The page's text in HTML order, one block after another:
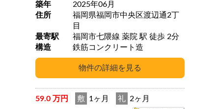
築年
2025年06月
住所
福岡県福岡市中央区渡辺通2丁
目
最寄駅
福岡市七隈線 薬院 駅 徒歩 2分
構造
鉄筋コンクリート造
59.0 万円 敷 1ヶ月 礼 2ヶ月